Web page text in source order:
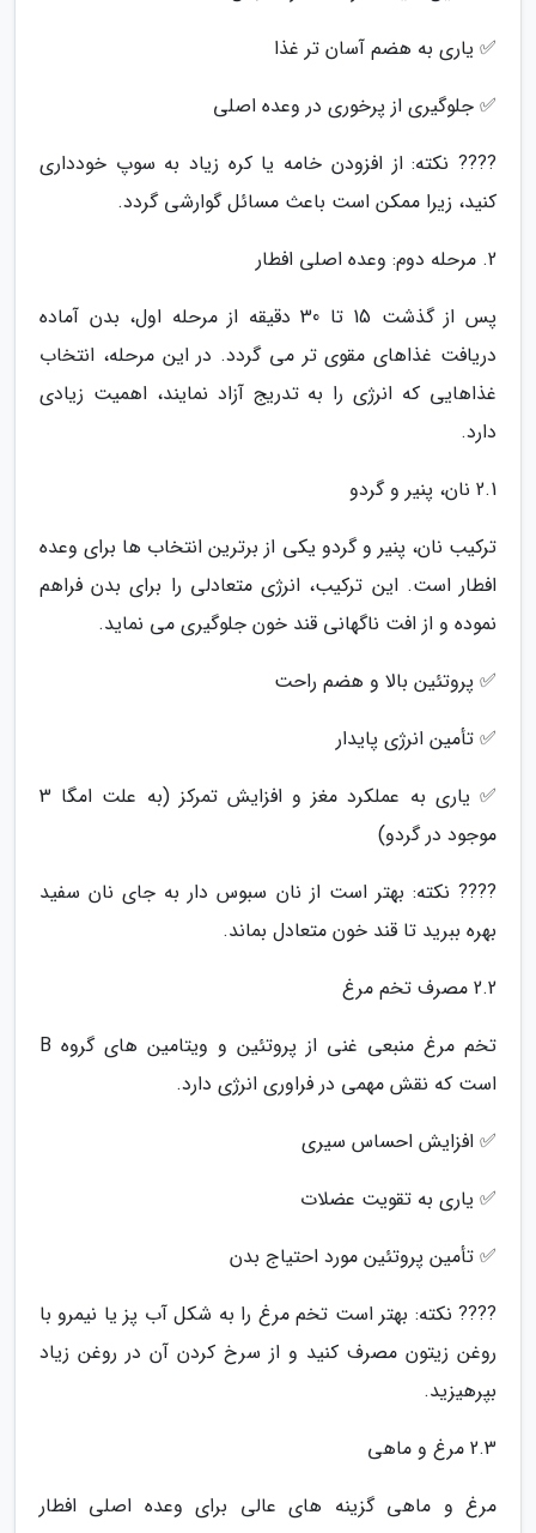
✅ یاری به هضم آسان تر غذا
✅ جلوگیری از پرخوری در وعده اصلی
???? نکته: از افزودن خامه یا کره زیاد به سوپ خودداری
کنید، زیرا ممکن است باعث مسائل گوارشی گردد.
2. مرحله دوم: وعده اصلی افطار
پس از گذشت 15 تا 30 دقیقه از مرحله اول، بدن آماده
دریافت غذاهای مقوی تر می گردد. در این مرحله، انتخاب
غذاهایی که انرژی را به تدریج آزاد نمایند، اهمیت زیادی
دارد.
2.1 نان، پنیر و گردو
ترکیب نان، پنیر و گردو یکی از برترین انتخاب ها برای وعده
افطار است. این ترکیب، انرژی متعادلی را برای بدن فراهم
نموده و از افت ناگهانی قند خون جلوگیری می نماید.
✅ پروتئین بالا و هضم راحت
✅ تأمین انرژی پایدار
✅ یاری به عملکرد مغز و افزایش تمرکز (به علت امگا 3
موجود در گردو)
???? نکته: بهتر است از نان سبوس دار به جای نان سفید
بهره ببرید تا قند خون متعادل بماند.
2.2 مصرف تخم مرغ
تخم مرغ منبعی غنی از پروتئین و ویتامین های گروه B
است که نقش مهمی در فراوری انرژی دارد.
✅ افزایش احساس سیری
✅ یاری به تقویت عضلات
✅ تأمین پروتئین مورد احتیاج بدن
???? نکته: بهتر است تخم مرغ را به شکل آب پز یا نیمرو با
روغن زیتون مصرف کنید و از سرخ کردن آن در روغن زیاد
بپرهیزید.
2.3 مرغ و ماهی
مرغ و ماهی گزینه های عالی برای وعده اصلی افطار